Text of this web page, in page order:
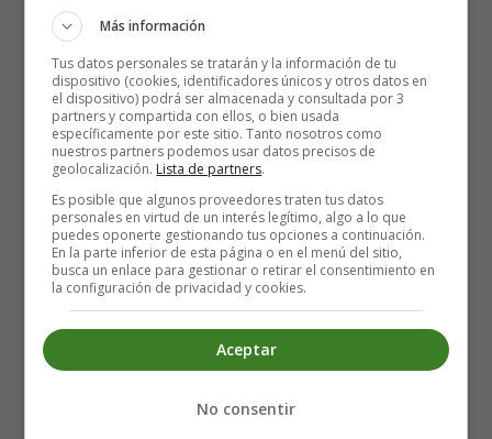
Publicado: 20 Julio 2026
textos en ingles
Stories in English
Leer más: Serial Killers in Fiction vs. Reality
San Juan's Night: A Journey into the
Enchanting Realm of Tradition and
Poetry
Más información
Tus datos personales se tratarán y la información de tu
dispositivo (cookies, identificadores únicos y otros datos en
el dispositivo) podrá ser almacenada y consultada por 3
partners y compartida con ellos, o bien usada
específicamente por este sitio. Tanto nosotros como
nuestros partners podemos usar datos precisos de
geolocalización. Lista de partners.
Es posible que algunos proveedores traten tus datos
personales en virtud de un interés legítimo, algo a lo que
puedes oponerte gestionando tus opciones a continuación.
En la parte inferior de esta página o en el menú del sitio,
busca un enlace para gestionar o retirar el consentimiento en
la configuración de privacidad y cookies.
Aceptar
No consentir